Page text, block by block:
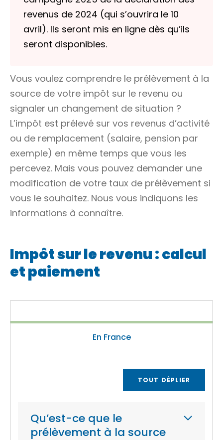
revenus de 2024 (qui s’ouvrira le 10
avril). Ils seront mis en ligne dès qu’ils
seront disponibles.
Vous voulez comprendre le prélèvement à la
source de votre impôt sur le revenu ou
signaler un changement de situation ?
L’impôt est prélevé sur vos revenus d’activité
ou de remplacement (salaire, pension par
exemple) en même temps que vous les
percevez. Mais vous pouvez demander une
modification de votre taux de prélèvement si
vous le souhaitez. Nous vous indiquons les
informations à connaître.
Impôt sur le revenu : calcul
et paiement
En France
TOUT DÉPLIER
Qu’est-ce que le
prélèvement à la source